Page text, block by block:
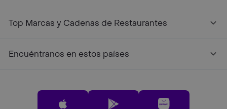
Top Marcas y Cadenas de Restaurantes
Encuéntranos en estos países